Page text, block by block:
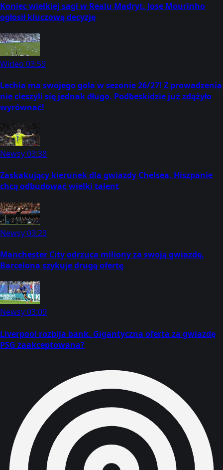
Koniec wielkiej sagi w Realu Madryt. Jose Mourinho
ogłosił kluczową decyzję
Wideo 03:59
Lechia ma swojego gola w sezonie 26/27! Z prowadzenia
nie cieszyli się jednak długo. Podbeskidzie już zdążyło
wyrównać!
Newsy03:38
Zaskakujący kierunek dla gwiazdy Chelsea. Hiszpanie
chcą odbudować wielki talent
Newsy03:23
Manchester City odrzuca miliony za swoją gwiazdę.
Barcelona szykuje drugą ofertę
Newsy03:09
Liverpool rozbija bank. Gigantyczna oferta za gwiazdę
PSG zaakceptowana?